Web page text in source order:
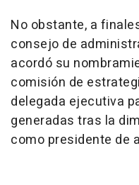
No obstante, a
consejo de
acordó su
comisión de
delegada ejecutiva
generadas tras la
como presidente de